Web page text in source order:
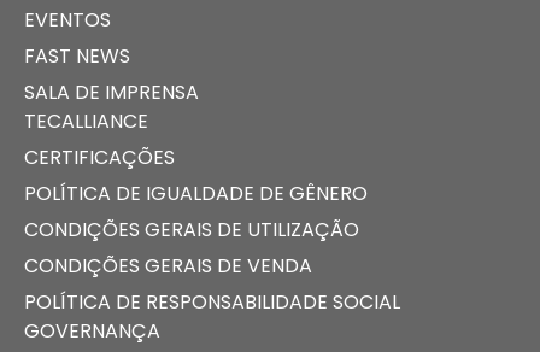
EVENTOS
FAST NEWS
SALA DE IMPRENSA
TECALLIANCE
CERTIFICAÇÕES
POLÍTICA DE IGUALDADE DE GÊNERO
CONDIÇÕES GERAIS DE UTILIZAÇÃO
CONDIÇÕES GERAIS DE VENDA
POLÍTICA DE RESPONSABILIDADE SOCIAL
GOVERNANÇA